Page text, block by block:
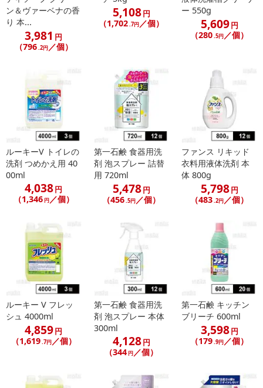
ン＆ヴァーベナの香
り 本...
3,981 円
（796.2円／個）
5,108円
（1,702.7円／個）
ー 550g
5,609円
（280.5円／個）
ルーキーV トイレの
洗剤 つめかえ用 40
00ml
4,038円
（1,346 円／個）
第一石鹸 食器用洗
剤 泡スプレー 詰替
用 720ml
5,478円
（456.5円／個）
ファンス リキッド
衣料用液体洗剤 本
体 800g
5,798円
（483.2円／個）
ルーキー V フレッ
シュ 4000ml
4,859円
（1,619.7円／個）
第一石鹸 食器用洗
剤 泡スプレー 本体
300ml
4,128円
（344 円 ／個）
第一石鹸 キッチン
ブリーチ 600ml
3,598円
（179.9円 ／個）